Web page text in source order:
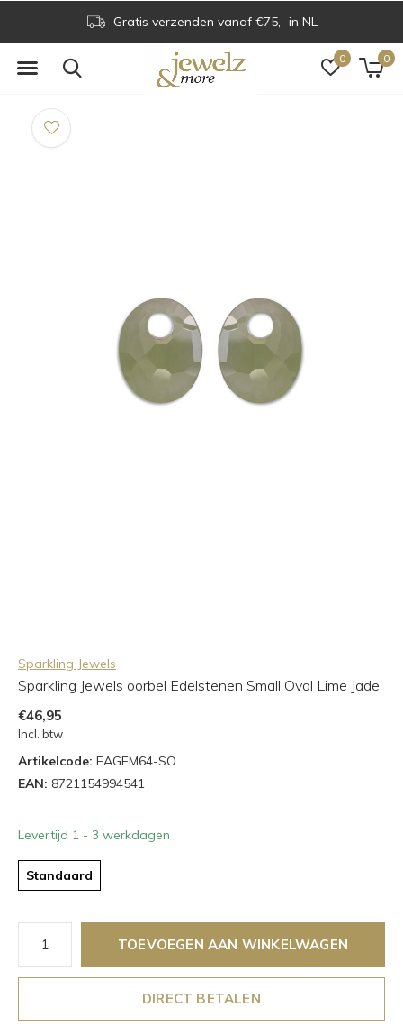
0 0
Gratis verzenden vanaf €75,- in NL
Sparkling Jewels
Sparkling Jewels oorbel Edelstenen Small Oval Lime Jade
€46,95
Incl. btw
Artikelcode: EAGEM64-SO
EAN: 8721154994541
Levertijd 1 - 3 werkdagen
Standaard
TOEVOEGEN AAN WINKELWAGEN
DIRECT BETALEN